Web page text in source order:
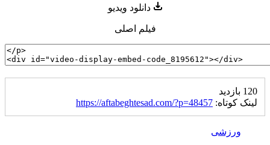
دانلود ویدیو
فیلم اصلی
120 بازدید
لینک کوتاه: https://aftabeghtesad.com/?p=48457
ورزشی